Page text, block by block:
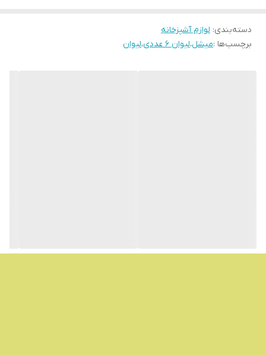
دسته‌بندی: لوازم آشپزخانه
برچسب‌ها :میشل،لیوان 6 عددی ،لیوان